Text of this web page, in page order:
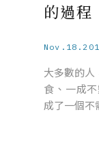
的過程
大多數的
食、一成
成了一個